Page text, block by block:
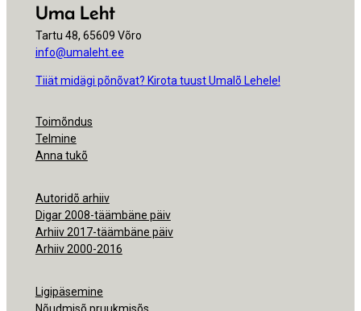
Uma Leht
Tartu 48, 65609 Võro
info@umaleht.ee
Tiiät midägi põnõvat? Kirota tuust Umalõ Lehele!
Toimõndus
Telmine
Anna tukõ
Autoridõ arhiiv
Digar 2008-täämbäne päiv
Arhiiv 2017-täämbäne päiv
Arhiiv 2000-2016
Ligipäsemine